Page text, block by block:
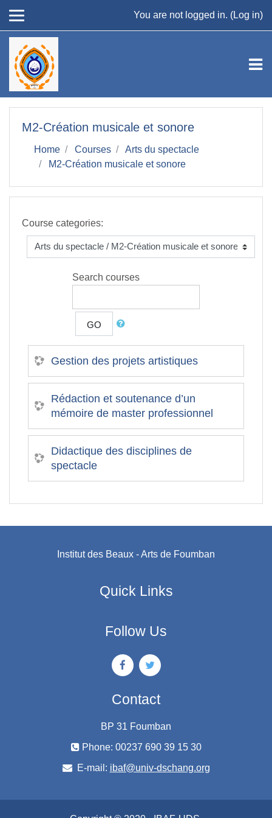
You are not logged in. (Log in)
M2-Création musicale et sonore
Home Courses
Arts du spectacle
M2-Création musicale et sonore
Course categories:
Search courses
GO
Gestion des projets artistiques
Rédaction et soutenance d’un
mémoire de master professionnel
Didactique des disciplines de
spectacle
Institut des Beaux - Arts de Foumban
Quick Links
Follow Us
Contact
BP 31 Foumban
Phone: 00237 690 39 15 30
E-mail: ibaf@univ-dschang.org